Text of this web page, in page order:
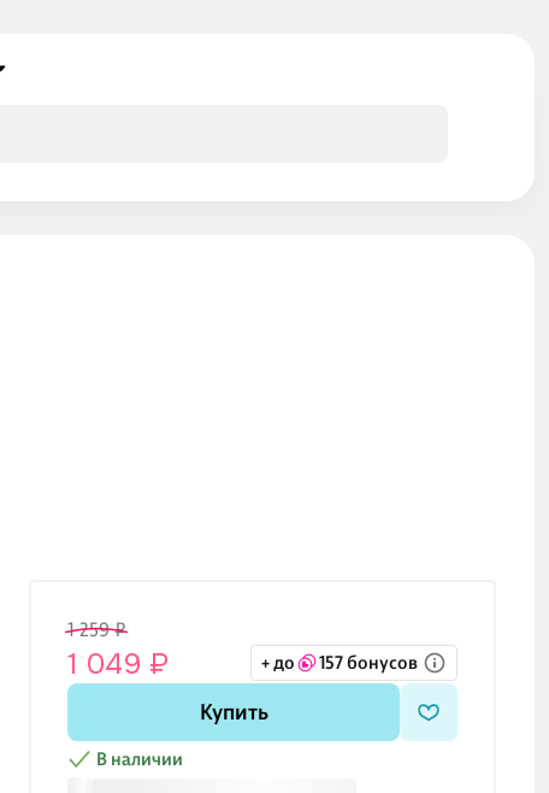
1 259 ₽
1 049 ₽ + до 157 бонусов
Купить
В наличии